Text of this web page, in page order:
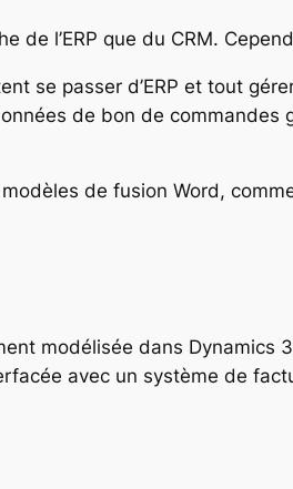
de l’ERP que du CRM.
se passer d’ERP et tout
de bon de
de fusion Word,
modélisée dans Dynamics
avec un système de